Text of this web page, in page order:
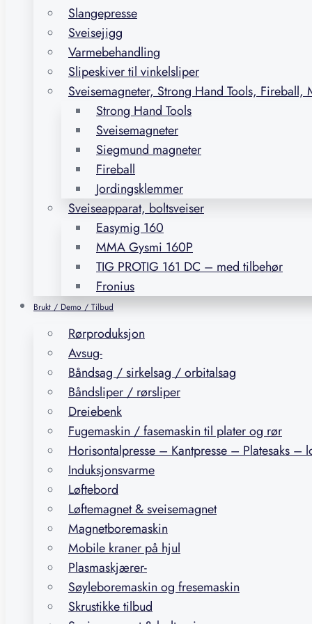
Slangepresse
Sveisejigg
Varmebehandling
Slipeskiver til vinkelsliper
Sveisemagneter, Strong Hand Tools, Fireball,
Strong Hand Tools
Sveisemagneter
Siegmund magneter
Fireball
Jordingsklemmer
Sveiseapparat, boltsveiser
Easymig 160
MMA Gysmi 160P
TIG PROTIG 161 DC – med tilbehør
Fronius
Brukt / Demo / Tilbud
Rørproduksjon
Avsug-
Båndsag / sirkelsag / orbitalsag
Båndsliper / rørsliper
Dreiebenk
Fugemaskin / fasemaskin til plater og rør
Horisontalpresse – Kantpresse – Platesaks –
Induksjonsvarme
Løftebord
Løftemagnet & sveisemagnet
Magnetboremaskin
Mobile kraner på hjul
Plasmaskjærer-
Søyleboremaskin og fresemaskin
Skrustikke tilbud